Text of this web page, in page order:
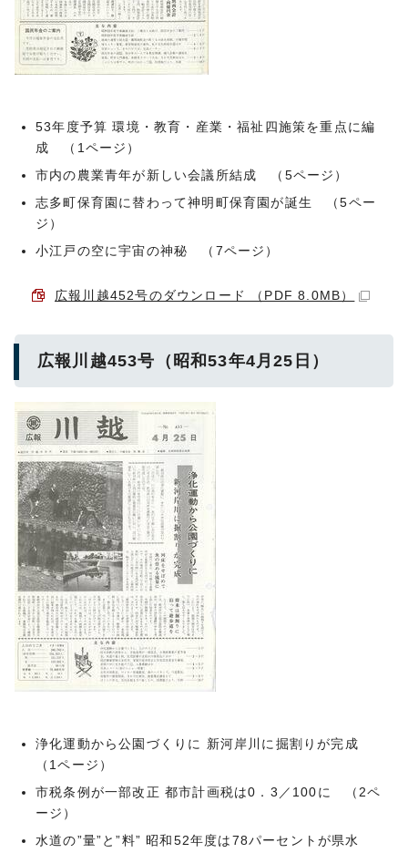
53年度予算 環境・教育・産業・福祉四施策を重点に編
成 （1ページ）
市内の農業青年が新しい会議所結成 （5ページ）
志多町保育園に替わって神明町保育園が誕生 （5ペー
ジ）
小江戸の空に宇宙の神秘 （7ページ）
広報川越452号のダウンロード （PDF 8.0MB）
広報川越453号（昭和53年4月25日）
浄化運動から公園づくりに 新河岸川に掘割りが完成
（1ページ）
市税条例が一部改正 都市計画税は0．3／100に （2ペ
ージ）
水道の”量”と”料” 昭和52年度は78パーセントが県水